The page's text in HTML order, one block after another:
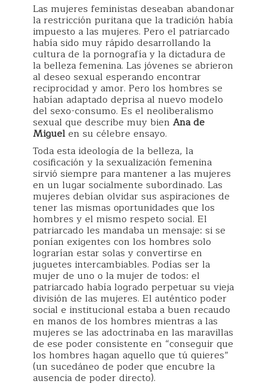
Las mujeres feministas deseaban abandonar
la restricción puritana que la tradición había
impuesto a las mujeres. Pero el patriarcado
había sido muy rápido desarrollando la
cultura de la pornografía y la dictadura de
la belleza femenina. Las jóvenes se abrieron
al deseo sexual esperando encontrar
reciprocidad y amor. Pero los hombres se
habían adaptado deprisa al nuevo modelo
del sexo-consumo. Es el neoliberalismo
sexual que describe muy bien Ana de
Miguelen su célebre ensayo.
Toda esta ideología de la belleza, la
cosificación y la sexualización femenina
sirvió siempre para mantener a las mujeres
en un lugar socialmente subordinado. Las
mujeres debían olvidar sus aspiraciones de
tener las mismas oportunidades que los
hombres y el mismo respeto social. El
patriarcado les mandaba un mensaje: si se
ponían exigentes con los hombres solo
lograrían estar solas y convertirse en
juguetes intercambiables. Podías ser la
mujer de uno o la mujer de todos: el
patriarcado había logrado perpetuar su vieja
división de las mujeres. El auténtico poder
social e institucional estaba a buen recaudo
en manos de los hombres mientras a las
mujeres se las adoctrinaba en las maravillas
de ese poder consistente en “conseguir que
los hombres hagan aquello que tú quieres”
(un sucedáneo de poder que encubre la
ausencia de poder directo).